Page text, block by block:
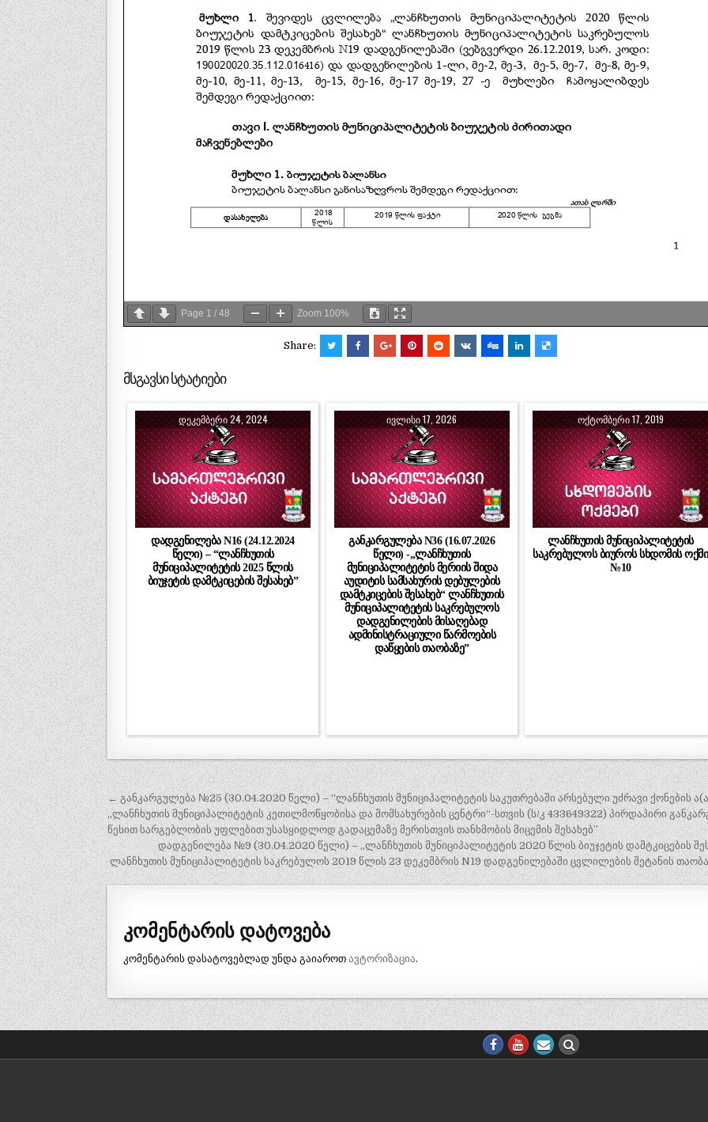
Page 1 /48 Zoom 100%
Share:
მსგავსი სტატიები
ᲓᲔᲙᲔᲛᲑᲔᲠᲘ 24, 2024
დადგენილება N16 (24.12.2024
წელი) – “ლანჩხუთის
მუნიციპალიტეტის 2025 წლის
ბიუჯეტის დამტკიცების შესახებ”
ᲘᲕᲚᲘᲡᲘ 17, 2026
განკარგულება N36 (16.07.2026
წელი) -„ლანჩხუთის
მუნიციპალიტეტის მერიის შიდა
აუდიტის სამსახურის დებულების
დამტკიცების შესახებ“ ლანჩხუთის
მუნიციპალიტეტის საკრებულოს
დადგენილების მისაღებად
ადმინისტრაციული წარმოების
დაწყების თაობაზე”
ᲝᲥᲢᲝᲛᲑᲔᲠᲘ 17, 2019
ლანჩხუთის მუნიციპალიტეტის
საკრებულოს ბიუროს სხდომის ოქმი
№10
პოსტის
ნავიგაცია
← განკარგულება №25 (30.04.2020 წელი) – “ლანჩხუთის მუნიციპალიტეტის საკუთრებაში არსებული უძრავი ქონების
„ლანჩხუთის მუნიციპალიტეტის კეთილმოწყობისა და მომსახურების ცენტრი“-სთვის (ს/კ 433649322) პირდაპირი
წესით სარგებლობის უფლებით უსასყიდლოდ გადაცემაზე მერისთვის თანხმობის მიცემის შესახებ”
დადგენილება №9 (30.04.2020 წელი) – „ლანჩხუთის მუნიციპალიტეტის 2020 წლის ბიუჯეტის დამტკიცების
ლანჩხუთის მუნიციპალიტეტის საკრებულოს 2019 წლის 23 დეკემბრის N19 დადგენილებაში ცვლილების შეტანის
კომენტარის დატოვება
კომენტარის დასატოვებლად უნდა გაიაროთავტორიზაცია.